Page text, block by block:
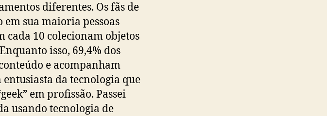
diferentes. Os fãs de
sua maioria pessoas
cada 10 colecionam objetos
isso, 69,4% dos
e acompanham
entusiasta da tecnologia que
em profissão. Passei
usando tecnologia de